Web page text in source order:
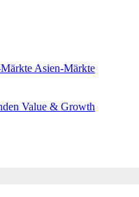
Asien-Märkte
Value & Growth